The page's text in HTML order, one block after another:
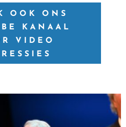
OOK ONS
KANAAL
VIDEO